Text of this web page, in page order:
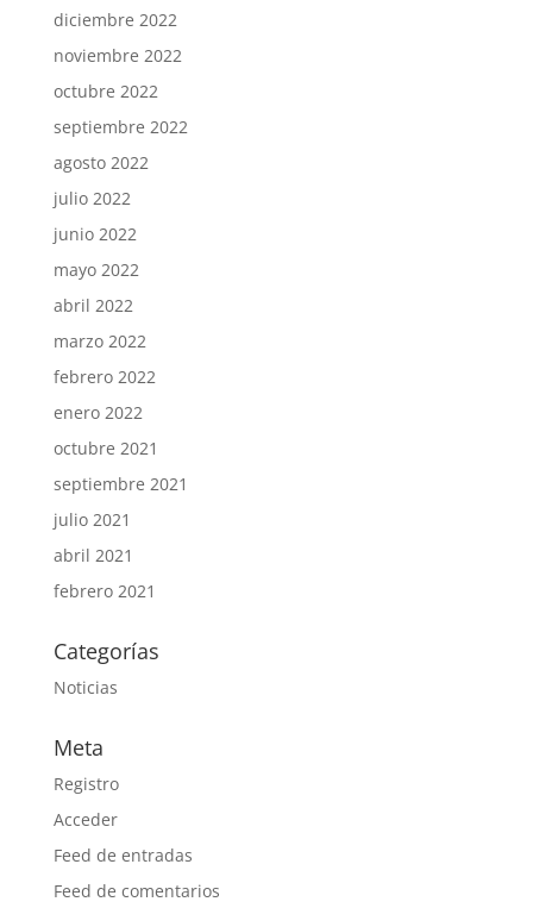
diciembre 2022
noviembre 2022
octubre 2022
septiembre 2022
agosto 2022
julio 2022
junio 2022
mayo 2022
abril 2022
marzo 2022
febrero 2022
enero 2022
octubre 2021
septiembre 2021
julio 2021
abril 2021
febrero 2021
Categorías
Noticias
Meta
Registro
Acceder
Feed de entradas
Feed de comentarios